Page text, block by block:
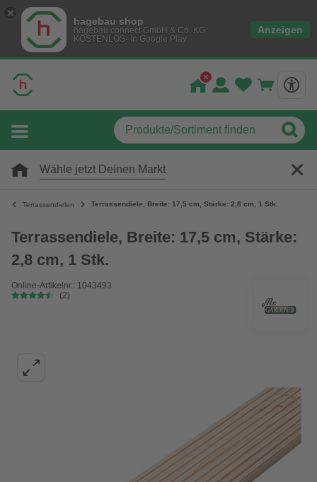
hagebau shop
hagebau connect GmbH & Co. KG
KOSTENLOS- In Google Play
Anzeigen
Wähle jetzt Deinen Markt
Terrassendielen Terrassendiele, Breite: 17,5 cm, Stärke: 2,8 cm, 1 Stk.
Terrassendiele, Breite: 17,5 cm, Stärke:
2,8 cm, 1 Stk.
Online-Artikelnr.: 1043493
(2)